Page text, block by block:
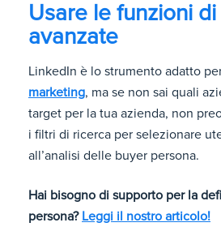
Usare le funzioni
avanzate
LinkedIn è lo strumento adatto
marketing, ma se non sai quali
target per la tua azienda, non
i filtri di ricerca per selezionare
all’analisi delle buyer persona.
Hai bisogno di supporto per la
persona? Leggi il nostro articolo!